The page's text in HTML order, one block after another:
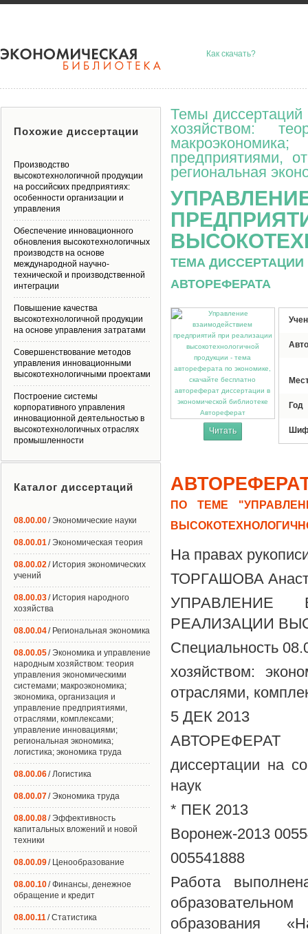
Как скачать?
Темы диссертаций
хозяйством:
предприятиями,
региональная
ТЕМА
АВТОРЕФЕРАТА
Автореферат
Читать
Год
ПО ТЕМЕ
На правах
ТОРГАШОВА
УПРАВЛЕНИЕ
РЕАЛИЗАЦИИ
Специальность
хозяйством:
отраслями,
5 ДЕК 2013
АВТОРЕФЕРАТ
диссертации на
наук
* ПЕК 2013
Воронеж-2013
005541888
Работа
образования
Похожие диссертации
Производство
высокотехнологичной продукции
на российских предприятиях:
особенности организации и
управления
Обеспечение инновационного
обновления высокотехнологичных
производств на основе
международной научно-
технической и производственной
интеграции
Повышение качества
высокотехнологичной продукции
на основе управления затратами
Совершенствование методов
управления инновационными
высокотехнологичными проектами
Построение системы
корпоративного управления
инновационной деятельностью в
высокотехнологичных отраслях
промышленности
Каталог диссертаций
08.00.00/ Экономические науки
08.00.01/ Экономическая теория
08.00.02/ История экономических
учений
08.00.03/ История народного
хозяйства
08.00.04/ Региональная экономика
08.00.05/ Экономика и управление
народным хозяйством: теория
управления экономическими
системами; макроэкономика;
экономика, организация и
управление предприятиями,
отраслями, комплексами;
управление инновациями;
региональная экономика;
логистика; экономика труда
08.00.06/ Логистика
08.00.07/ Экономика труда
08.00.08/ Эффективность
капитальных вложений и новой
техники
08.00.09/ Ценообразование
08.00.10/ Финансы, денежное
обращение и кредит
08.00.11/ Статистика